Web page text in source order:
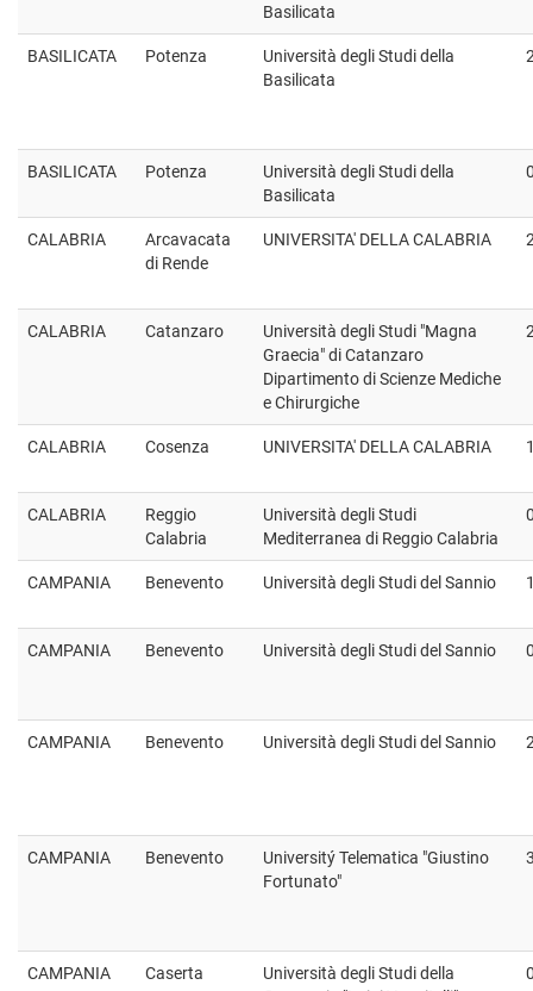
Basilicata
BASILICATA Potenza
Università degli Studi della
Basilicata
BASILICATA Potenza
Università degli Studi della
Basilicata
CALABRIA
Arcavacata
di Rende
UNIVERSITA' DELLA CALABRIA
CALABRIA Catanzaro
Università degli Studi "Magna
Graecia" di Catanzaro
Dipartimento di Scienze Mediche
e Chirurgiche
CALABRIA Cosenza UNIVERSITA' DELLA CALABRIA
CALABRIA
Reggio
Calabria
Università degli Studi
Mediterranea di Reggio Calabria
CAMPANIA Benevento Università degli Studi del Sannio
CAMPANIA Benevento Università degli Studi del Sannio
CAMPANIA Benevento Università degli Studi del Sannio
CAMPANIA Benevento
Universitý Telematica "Giustino
Fortunato"
CAMPANIA Caserta
Università degli Studi della